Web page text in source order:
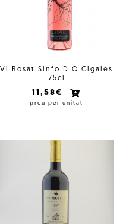
Vi Rosat Sinfo D.O Cigales
75cl
11,58€
preu per unitat